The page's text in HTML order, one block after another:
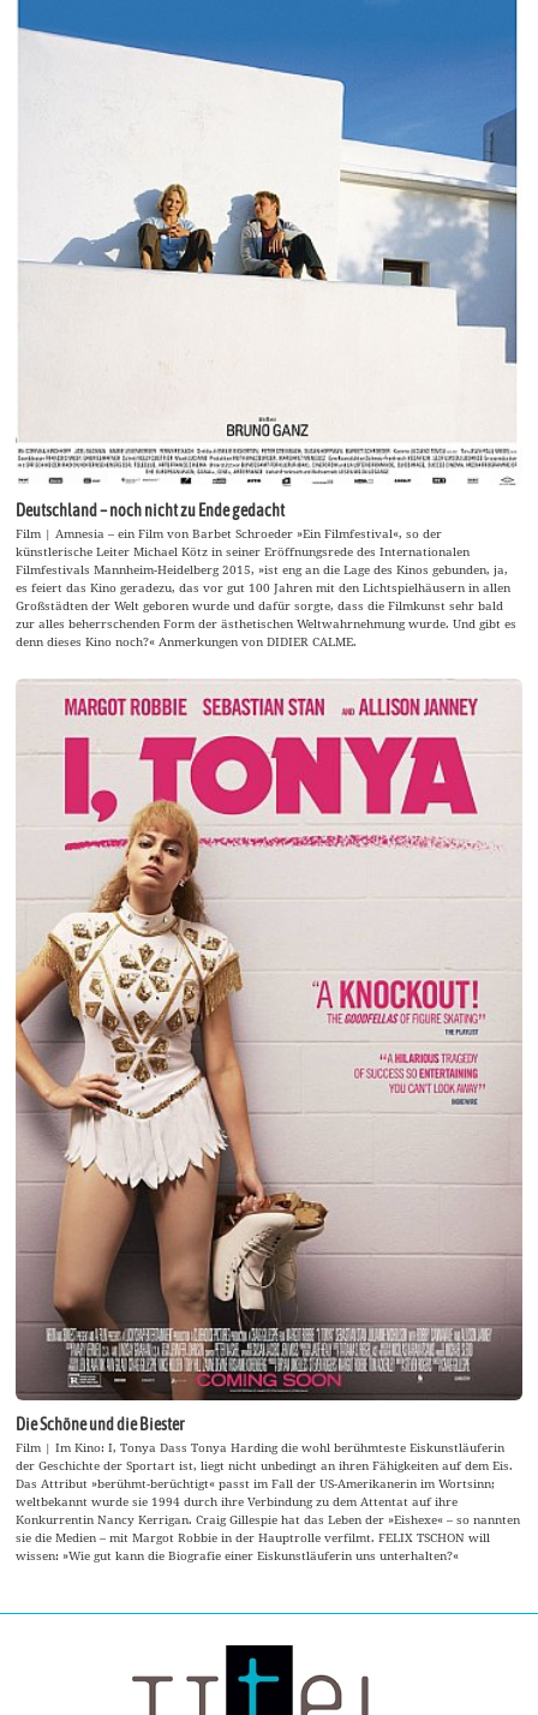
Deutschland – noch nicht zu Ende gedacht
Film | Amnesia – ein Film von Barbet Schroeder »Ein Filmfestival«, so der
künstlerische Leiter Michael Kötz in seiner Eröffnungsrede des Internationalen
Filmfestivals Mannheim-Heidelberg 2015, »ist eng an die Lage des Kinos gebunden, ja,
es feiert das Kino geradezu, das vor gut 100 Jahren mit den Lichtspielhäusern in allen
Großstädten der Welt geboren wurde und dafür sorgte, dass die Filmkunst sehr bald
zur alles beherrschenden Form der ästhetischen Weltwahrnehmung wurde. Und gibt es
denn dieses Kino noch?« Anmerkungen von DIDIER CALME.
Die Schöne und die Biester
Film | Im Kino: I, Tonya Dass Tonya Harding die wohl berühmteste Eiskunstläuferin
der Geschichte der Sportart ist, liegt nicht unbedingt an ihren Fähigkeiten auf dem Eis.
Das Attribut »berühmt-berüchtigt« passt im Fall der US-Amerikanerin im Wortsinn;
weltbekannt wurde sie 1994 durch ihre Verbindung zu dem Attentat auf ihre
Konkurrentin Nancy Kerrigan. Craig Gillespie hat das Leben der »Eishexe« – so nannten
sie die Medien – mit Margot Robbie in der Hauptrolle verfilmt. FELIX TSCHON will
wissen: »Wie gut kann die Biografie einer Eiskunstläuferin uns unterhalten?«